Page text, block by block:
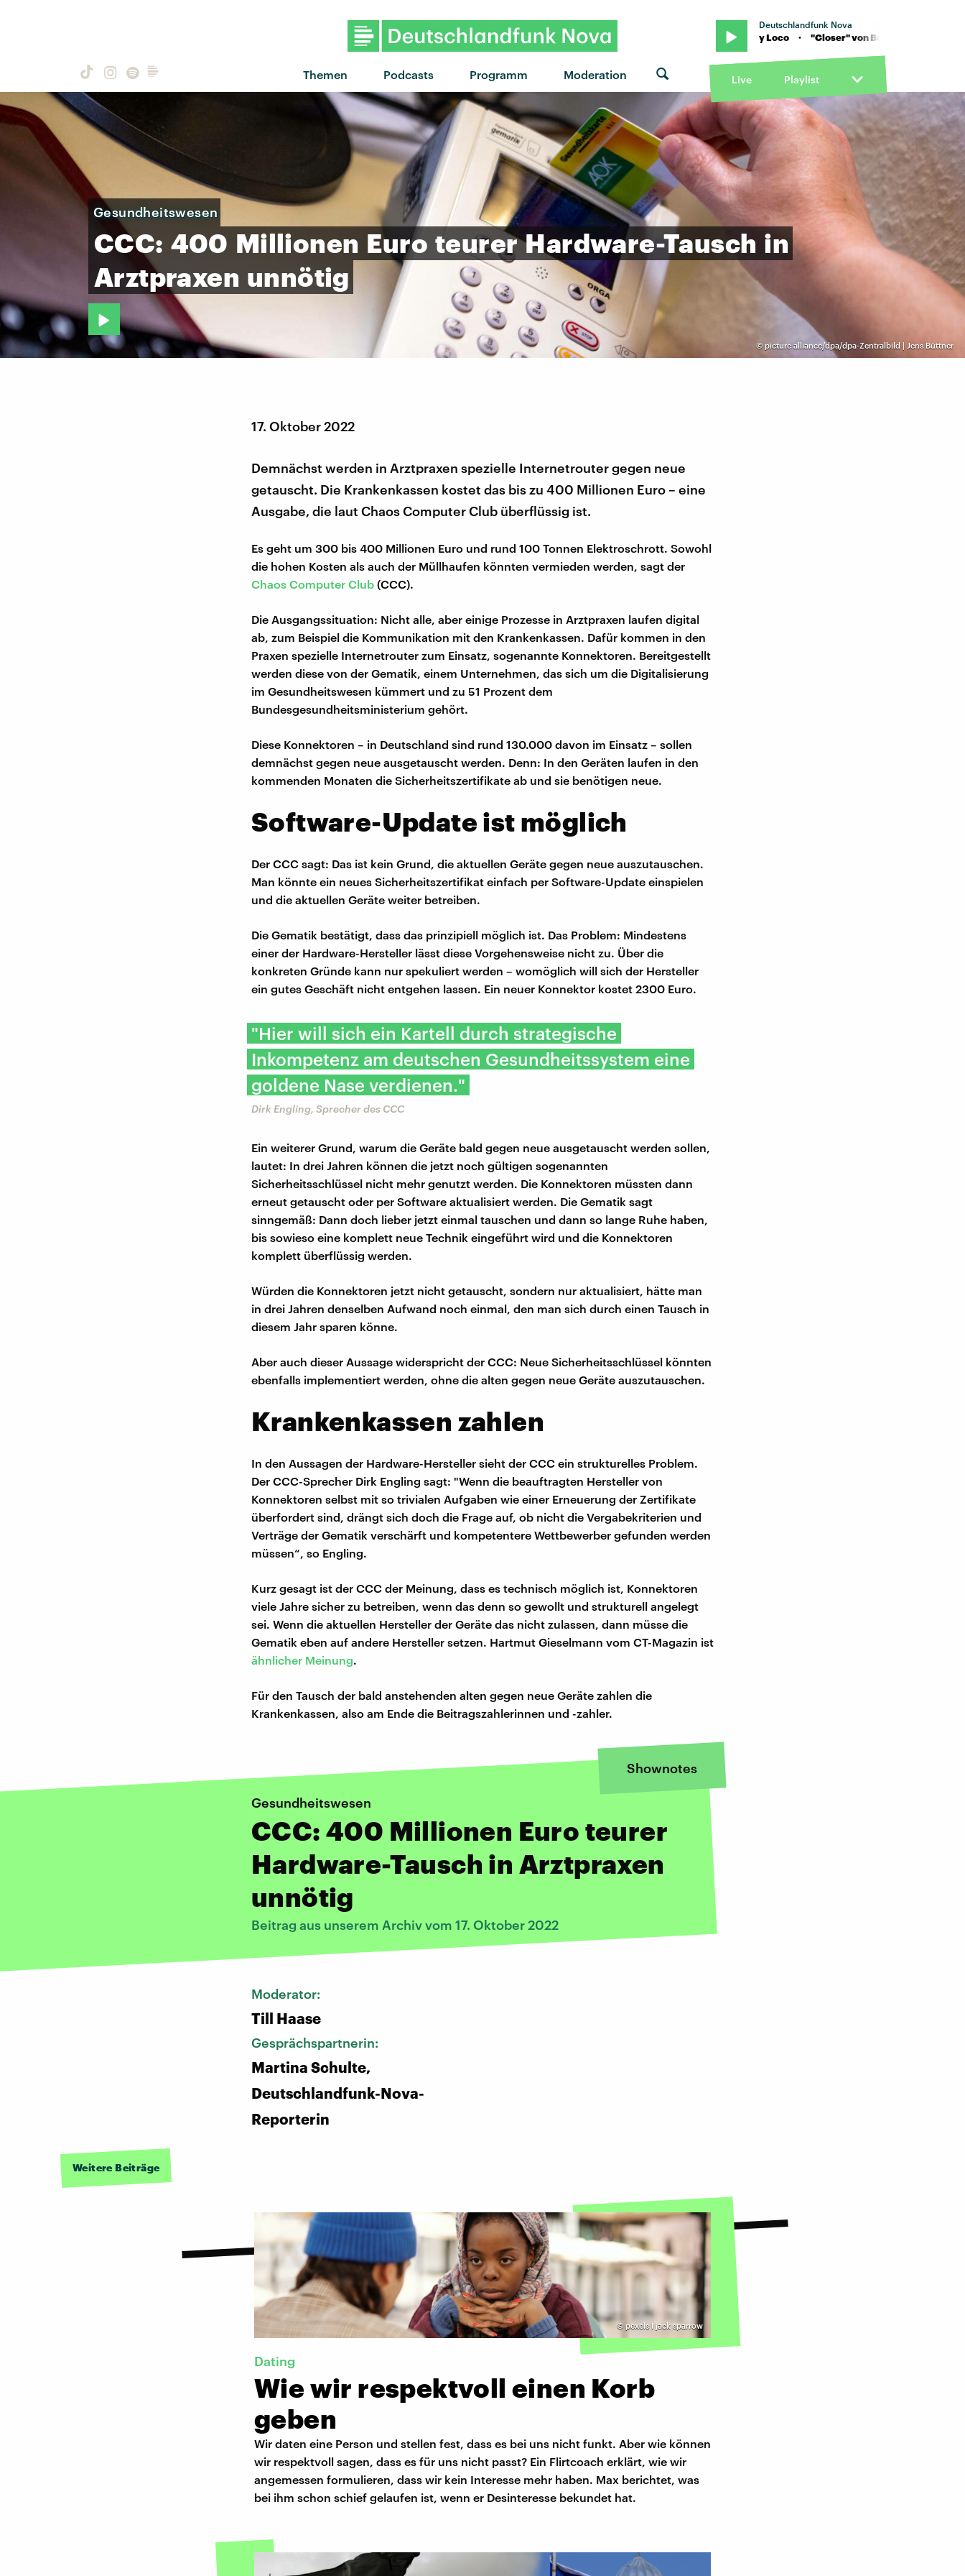
Themen Podcasts Programm Moderation
Deutschlandfunk Nova
"Closer" von Boy Loco · "Closer" von Boy Loco · "Closer" von Boy Loco
Live Playlist
© picture alliance/dpa/dpa-Zentralbild | Jens Büttner
Gesundheitswesen
CCC: 400 Millionen Euro teurer Hardware-Tausch in
Arztpraxen unnötig
17. Oktober 2022
Demnächst werden in Arztpraxen spezielle Internetrouter gegen neue
getauscht. Die Krankenkassen kostet das bis zu 400 Millionen Euro – eine
Ausgabe, die laut Chaos Computer Club überflüssig ist.
Es geht um 300 bis 400 Millionen Euro und rund 100 Tonnen Elektroschrott. Sowohl
die hohen Kosten als auch der Müllhaufen könnten vermieden werden, sagt der
Chaos Computer Club (CCC).
Die Ausgangssituation: Nicht alle, aber einige Prozesse in Arztpraxen laufen digital
ab, zum Beispiel die Kommunikation mit den Krankenkassen. Dafür kommen in den
Praxen spezielle Internetrouter zum Einsatz, sogenannte Konnektoren. Bereitgestellt
werden diese von der Gematik, einem Unternehmen, das sich um die Digitalisierung
im Gesundheitswesen kümmert und zu 51 Prozent dem
Bundesgesundheitsministerium gehört.
Diese Konnektoren – in Deutschland sind rund 130.000 davon im Einsatz – sollen
demnächst gegen neue ausgetauscht werden. Denn: In den Geräten laufen in den
kommenden Monaten die Sicherheitszertifikate ab und sie benötigen neue.
Software-Update ist möglich
Der CCC sagt: Das ist kein Grund, die aktuellen Geräte gegen neue auszutauschen.
Man könnte ein neues Sicherheitszertifikat einfach per Software-Update einspielen
und die aktuellen Geräte weiter betreiben.
Die Gematik bestätigt, dass das prinzipiell möglich ist. Das Problem: Mindestens
einer der Hardware-Hersteller lässt diese Vorgehensweise nicht zu. Über die
konkreten Gründe kann nur spekuliert werden – womöglich will sich der Hersteller
ein gutes Geschäft nicht entgehen lassen. Ein neuer Konnektor kostet 2300 Euro.
"Hier will sich ein Kartell durch strategische
Inkompetenz am deutschen Gesundheitssystem eine
goldene Nase verdienen."
Dirk Engling, Sprecher des CCC
Ein weiterer Grund, warum die Geräte bald gegen neue ausgetauscht werden sollen,
lautet: In drei Jahren können die jetzt noch gültigen sogenannten
Sicherheitsschlüssel nicht mehr genutzt werden. Die Konnektoren müssten dann
erneut getauscht oder per Software aktualisiert werden. Die Gematik sagt
sinngemäß: Dann doch lieber jetzt einmal tauschen und dann so lange Ruhe haben,
bis sowieso eine komplett neue Technik eingeführt wird und die Konnektoren
komplett überflüssig werden.
Würden die Konnektoren jetzt nicht getauscht, sondern nur aktualisiert, hätte man
in drei Jahren denselben Aufwand noch einmal, den man sich durch einen Tausch in
diesem Jahr sparen könne.
Aber auch dieser Aussage widerspricht der CCC: Neue Sicherheitsschlüssel könnten
ebenfalls implementiert werden, ohne die alten gegen neue Geräte auszutauschen.
Krankenkassen zahlen
In den Aussagen der Hardware-Hersteller sieht der CCC ein strukturelles Problem.
Der CCC-Sprecher Dirk Engling sagt: "Wenn die beauftragten Hersteller von
Konnektoren selbst mit so trivialen Aufgaben wie einer Erneuerung der Zertifikate
überfordert sind, drängt sich doch die Frage auf, ob nicht die Vergabekriterien und
Verträge der Gematik verschärft und kompetentere Wettbewerber gefunden werden
müssen“, so Engling.
Kurz gesagt ist der CCC der Meinung, dass es technisch möglich ist, Konnektoren
viele Jahre sicher zu betreiben, wenn das denn so gewollt und strukturell angelegt
sei. Wenn die aktuellen Hersteller der Geräte das nicht zulassen, dann müsse die
Gematik eben auf andere Hersteller setzen. Hartmut Gieselmann vom CT-Magazin ist
ähnlicher Meinung.
Für den Tausch der bald anstehenden alten gegen neue Geräte zahlen die
Krankenkassen, also am Ende die Beitragszahlerinnen und -zahler.
Shownotes
Gesundheitswesen
CCC: 400 Millionen Euro teurer
Hardware-Tausch in Arztpraxen
unnötig
Beitrag aus unserem Archiv vom 17. Oktober 2022
Moderator:
Till Haase
Gesprächspartnerin:
Martina Schulte,
Deutschlandfunk-Nova-
Reporterin
Weitere Beiträge
© pexels I jack sparrow
Dating
Wie wir respektvoll einen Korb
geben
Wir daten eine Person und stellen fest, dass es bei uns nicht funkt. Aber wie können
wir respektvoll sagen, dass es für uns nicht passt? Ein Flirtcoach erklärt, wie wir
angemessen formulieren, dass wir kein Interesse mehr haben. Max berichtet, was
bei ihm schon schief gelaufen ist, wenn er Desinteresse bekundet hat.